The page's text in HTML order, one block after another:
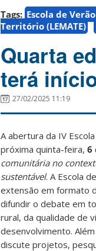
Tags: Escola de
Território (LEMATE)
Quarta
terá
27/02/2025 11:19
A abertura da IV
próxima quinta-feira, 6
comunitária no
sustentável. A Escola
extensão em formato
difundir o debate em
rural, da qualidade de
desenvolvimento.
discute projetos,